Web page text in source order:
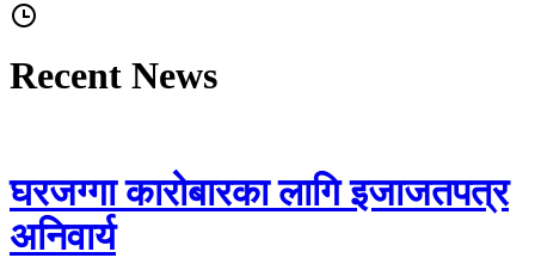
Recent News
घरजग्गा कारोबारका लागि इजाजतपत्र
अनिवार्य